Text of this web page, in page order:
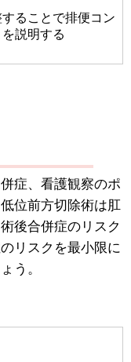
ることで排便コン
説明する
症、看護観察のポ
位前方切除術は肛
後合併症のリスク
リスクを最小限に
う。